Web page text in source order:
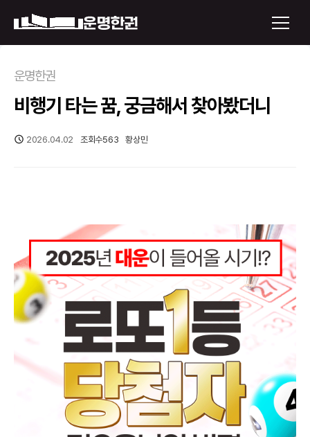
운명한권 보기
미래 배우자 얼굴
토정비결
오늘의 운세
택일
회원가입
운명한권
비행기 타는 꿈, 궁금해서 찾아봤더니
2026.04.02 조회수563 황상민